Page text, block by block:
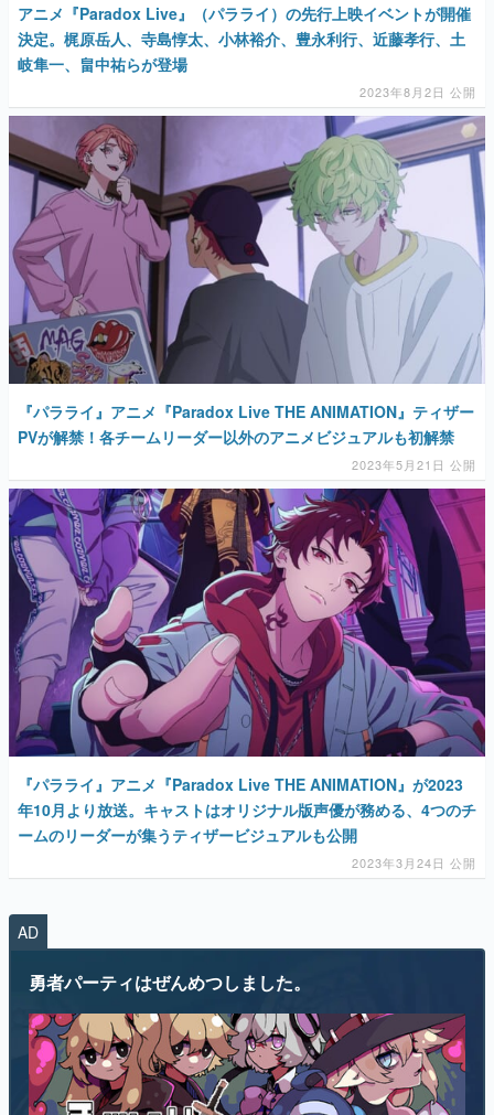
アニメ『Paradox Live』（パラライ）の先行上映イベントが開催
決定。梶原岳人、寺島惇太、小林裕介、豊永利行、近藤孝行、土
岐隼一、畠中祐らが登場
2023年8月2日 公開
『パラライ』アニメ『Paradox Live THE ANIMATION』ティザー
PVが解禁！各チームリーダー以外のアニメビジュアルも初解禁
2023年5月21日 公開
『パラライ』アニメ『Paradox Live THE ANIMATION』が2023
年10月より放送。キャストはオリジナル版声優が務める、4つのチ
ームのリーダーが集うティザービジュアルも公開
2023年3月24日 公開
AD
勇者パーティはぜんめつしました。